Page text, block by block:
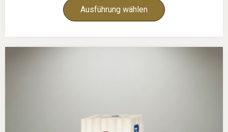
Ausführung wählen